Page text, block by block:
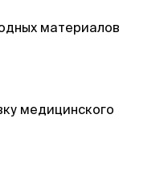
материалов
медицинского